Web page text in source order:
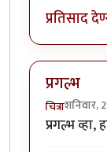
प्रतिसाद
प्रगल्भ
चित्राशनिवार,
प्रगल्भ